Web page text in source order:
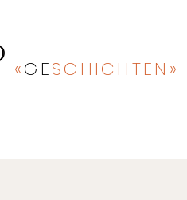
«GESCHICHTEN»